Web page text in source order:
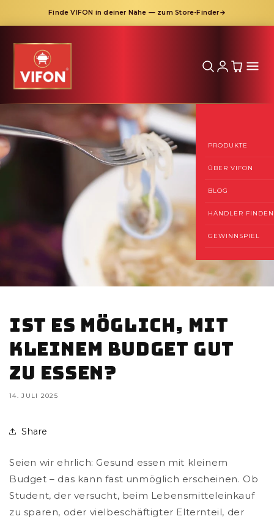
Direkt
Inhalt
Finde VIFON in deiner Nähe — zum Store-Finder→
PRODUKTE
ÜBER VIFON
BLOG
HÄNDLER FINDEN
GEWINNSPIEL
Ist es möglich, mit
kleinem Budget gut
zu essen?
14. JULI 2025
Share
Seien wir ehrlich: Gesund essen mit kleinem
Budget – das kann fast unmöglich erscheinen. Ob
Student, der versucht, beim Lebensmitteleinkauf
zu sparen, oder vielbeschäftigter Elternteil, der